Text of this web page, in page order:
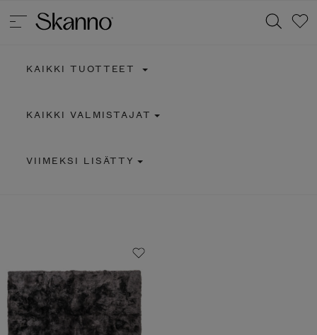
KAIKKI TUOTTEET
KAIKKI VALMISTAJAT
VIIMEKSI LISÄTTY